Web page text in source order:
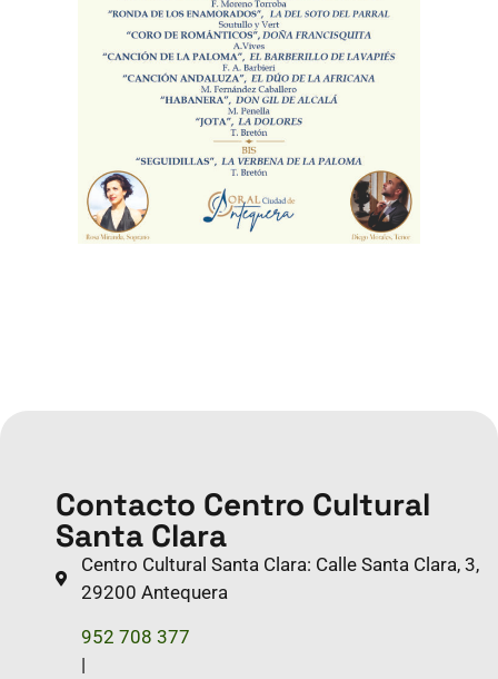
Contacto Centro Cultural
Santa Clara
Centro Cultural Santa Clara: Calle Santa Clara, 3,
29200 Antequera
952 708 377
|